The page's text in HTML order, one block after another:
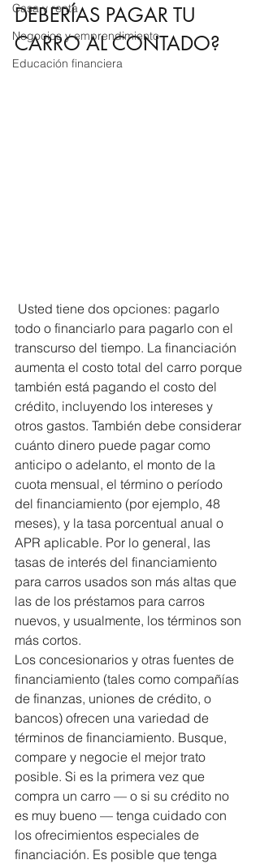
Casa y renta
Negocios y emprendimiento
Educación financiera
DEBERÍAS PAGAR TU
CARRO AL CONTADO?
todo o financiarlo para pagarlo con el
transcurso del tiempo. La financiación
aumenta el costo total del carro porque
también está pagando el costo del
crédito, incluyendo los intereses y
otros gastos. También debe considerar
cuánto dinero puede pagar como
anticipo o adelanto, el monto de la
cuota mensual, el término o período
del financiamiento (por ejemplo, 48
meses), y la tasa porcentual anual o
APR aplicable. Por lo general, las
tasas de interés del financiamiento
para carros usados son más altas que
las de los préstamos para carros
nuevos, y usualmente, los términos son
más cortos.
Los concesionarios y otras fuentes de
financiamiento (tales como compañías
de finanzas, uniones de crédito, o
bancos) ofrecen una variedad de
términos de financiamiento. Busque,
compare y negocie el mejor trato
posible. Si es la primera vez que
compra un carro — o si su crédito no
es muy bueno — tenga cuidado con
los ofrecimientos especiales de
financiación. Es posible que tenga